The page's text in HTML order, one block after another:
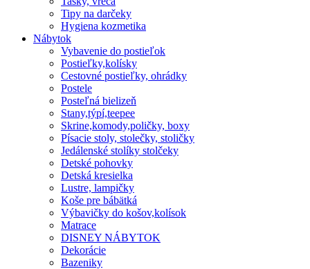
Tipy na darčeky
Hygiena kozmetika
Nábytok
Vybavenie do postieľok
Postieľky,kolísky
Cestovné postieľky, ohrádky
Postele
Posteľná bielizeň
Stany,týpí,teepee
Skrine,komody,poličky, boxy
Písacie stoly, stolečky, stoličky
Jedálenské stolíky stolčeky
Detské pohovky
Detská kresielka
Lustre, lampičky
Koše pre bábätká
Výbavičky do košov,kolísok
Matrace
DISNEY NÁBYTOK
Dekorácie
Bazeniky